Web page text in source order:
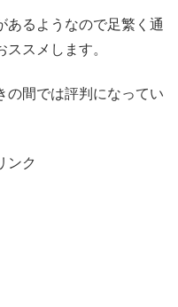
あるようなので足繁く通
スメします。
の間では評判になってい
ンク